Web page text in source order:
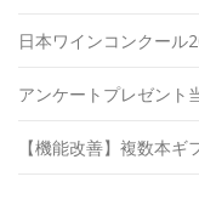
日本ワインコンクール
アンケートプレゼント
【機能改善】複数本